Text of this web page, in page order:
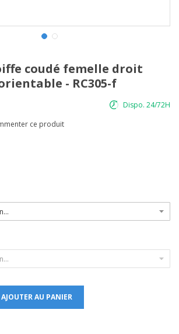
coudé femelle droit
- RC305-f
Dispo. 24/72H
ce produit
AJOUTER AU PANIER